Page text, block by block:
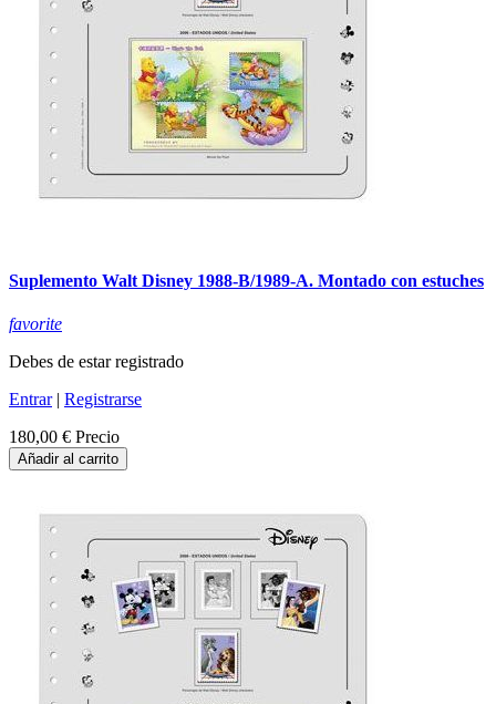
Suplemento Walt Disney 1988-B/1989-A. Montado con estuches
favorite
Debes de estar registrado
Entrar| Registrarse
180,00 € Precio
Añadir al carrito